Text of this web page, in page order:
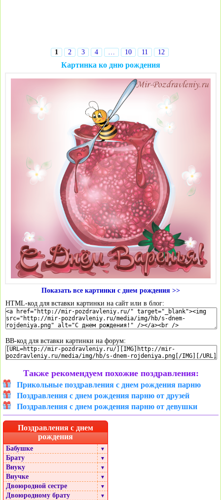
1 2 3 4 … 10 11 12
Картинка ко дню рождения
Показать все картинки с днем рождения >>
HTML-код для вставки картинки на сайт или в блог:
BB-код для вставки картинки на форум:
Также рекомендуем похожие поздравления:
Прикольные поздравления с днем рождения парню
Поздравления с днем рождения парню от друзей
Поздравления с днем рождения парню от девушки
Поздравления с днем
рождения
Бабушке ▼
Брату ▼
Внуку ▼
Внучке ▼
Двоюродной сестре ▼
Двоюродному брату ▼